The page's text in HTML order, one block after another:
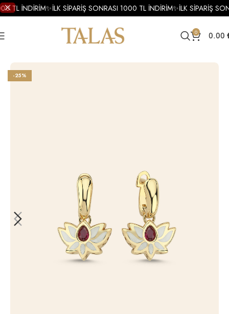
0 0.00
Altın Küpe Altın Mineli Küpe
-25%
TL İNDİRİM✨İLK SİPARİŞ SONRASI 1000 TL İNDİRİM✨İLK SİPARİŞ